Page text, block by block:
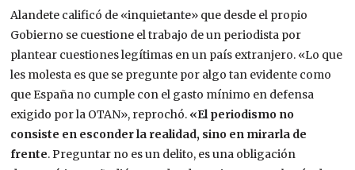
Alandete calificó de «inquietante» que desde el propio
Gobierno se cuestione el trabajo de un periodista por
plantear cuestiones legítimas en un país extranjero. «Lo que
les molesta es que se pregunte por algo tan evidente como
que España no cumple con el gasto mínimo en defensa
exigido por la OTAN», reprochó. «El periodismo no
consiste en esconder la realidad, sino en mirarla de
frente. Preguntar no es un delito, es una obligación